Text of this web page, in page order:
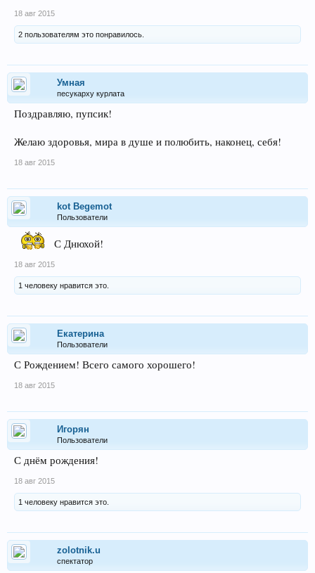
18 авг 2015
2 пользователям это понравилось.
Умная
песукарху курлата
Поздравляю, пупсик!
Желаю здоровья, мира в душе и полюбить, наконец, себя!
18 авг 2015
kot Begemot
Пользователи
С Днюхой!
18 авг 2015
1 человеку нравится это.
Екатерина
Пользователи
С Рождением! Всего самого хорошего!
18 авг 2015
Игорян
Пользователи
С днём рождения!
18 авг 2015
1 человеку нравится это.
zolotnik.u
спектатор